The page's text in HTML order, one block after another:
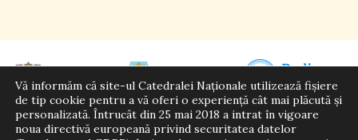
Vă informăm că site-ul Catedralei Naționale utilizează fișiere
de tip cookie pentru a vă oferi o experiență cât mai plăcută și
personalizată. Întrucât din 25 mai 2018 a intrat în vigoare
noua directivă europeană privind securitatea datelor